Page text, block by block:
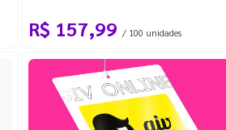
R$ 157,99 / 100 unidades